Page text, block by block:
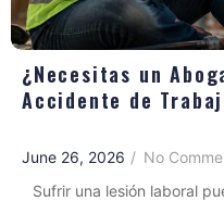
¿Necesitas un
Accidente de
June 26, 2026 / No
Sufrir una lesión laboral